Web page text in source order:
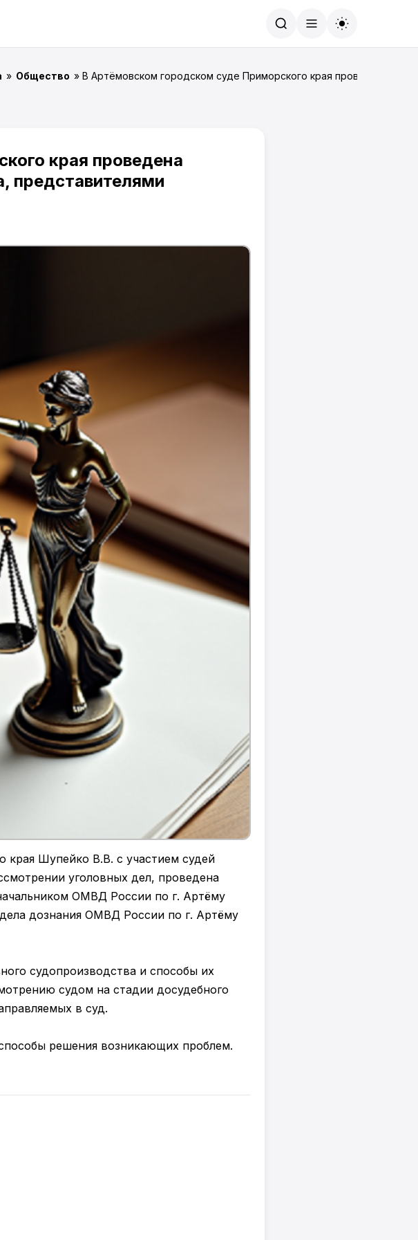
» Общество » В Артёмовском городском суде Приморского края проведена
края проведена
представителями
края Шупейко В.В. с участием судей
уголовных дел, проведена
ОМВД России по г. Артёму
дознания ОМВД России по г. Артёму
судопроизводства и способы их
судом на стадии досудебного
в суд.
решения возникающих проблем.